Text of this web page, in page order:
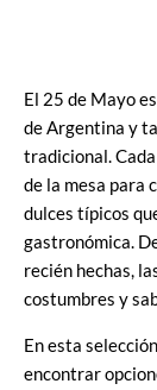
El 25 de Mayo
de Argentina y
tradicional.
de la mesa para
dulces típicos
gastronómica.
recién hechas,
costumbres y
En esta
encontrar